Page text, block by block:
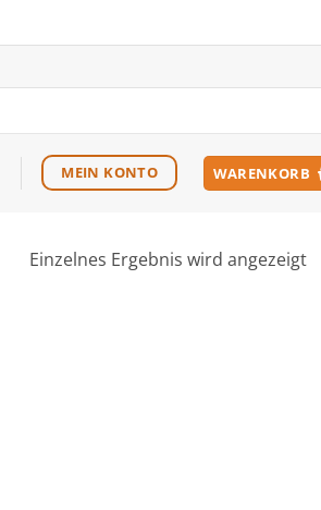
MEIN KONTO WARENKORB
Einzelnes Ergebnis wird angezeigt